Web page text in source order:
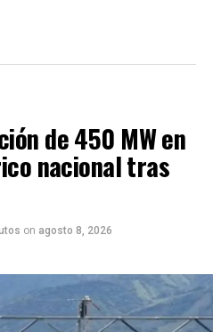
de 450 MW en
nacional tras
on agosto 8, 2026